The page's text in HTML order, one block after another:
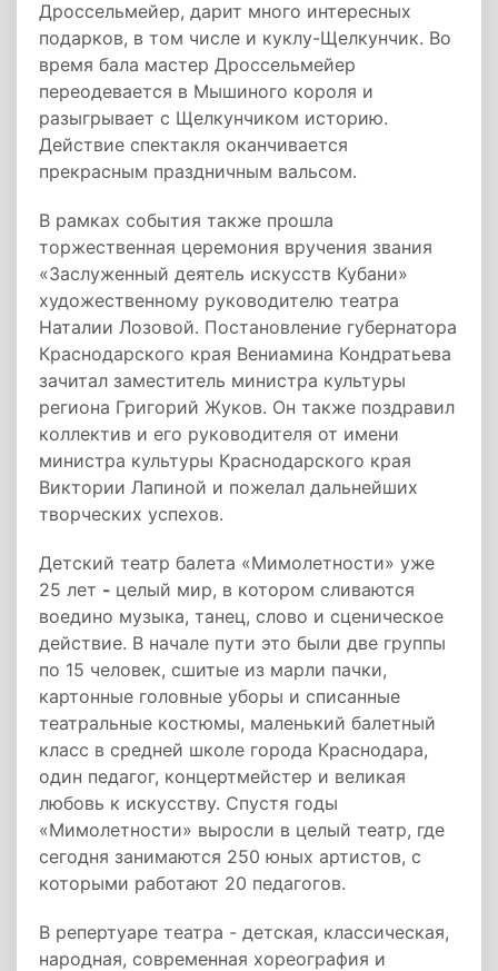
Дроссельмейер, дарит много интересных
подарков, в том числе и куклу-Щелкунчик. Во
время бала мастер Дроссельмейер
переодевается в Мышиного короля и
разыгрывает с Щелкунчиком историю.
Действие спектакля оканчивается
прекрасным праздничным вальсом.
В рамках события также прошла
торжественная церемония вручения звания
«Заслуженный деятель искусств Кубани»
художественному руководителю театра
Наталии Лозовой. Постановление губернатора
Краснодарского края Вениамина Кондратьева
зачитал заместитель министра культуры
региона Григорий Жуков. Он также поздравил
коллектив и его руководителя от имени
министра культуры Краснодарского края
Виктории Лапиной и пожелал дальнейших
творческих успехов.
Детский театр балета «Мимолетности» уже
25 лет - целый мир, в котором сливаются
воедино музыка, танец, слово и сценическое
действие. В начале пути это были две группы
по 15 человек, сшитые из марли пачки,
картонные головные уборы и списанные
театральные костюмы, маленький балетный
класс в средней школе города Краснодара,
один педагог, концертмейстер и великая
любовь к искусству. Спустя годы
«Мимолетности» выросли в целый театр, где
сегодня занимаются 250 юных артистов, с
которыми работают 20 педагогов.
В репертуаре театра - детская, классическая,
народная, современная хореография и